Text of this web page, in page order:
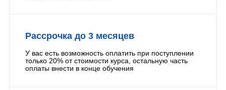
Рассрочка до 3 месяцев
У вас есть возможность оплатить при поступлении
только 20% от стоимости курса, остальную часть
оплаты внести в конце обучения